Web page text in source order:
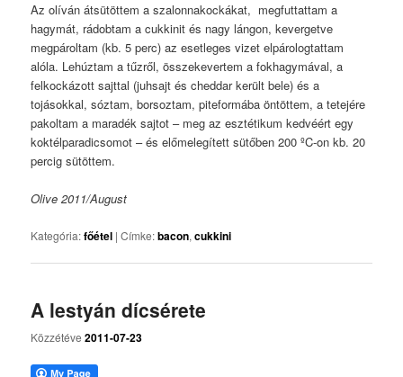
Az olíván átsütöttem a szalonnakockákat, megfuttattam a
hagymát, rádobtam a cukkinit és nagy lángon, kevergetve
megpároltam (kb. 5 perc) az esetleges vizet elpárologtattam
alóla. Lehúztam a tűzről, összekevertem a fokhagymával, a
felkockázott sajttal (juhsajt és cheddar került bele) és a
tojásokkal, sóztam, borsoztam, piteformába öntöttem, a tetejére
pakoltam a maradék sajtot – meg az esztétikum kedvéért egy
koktélparadicsomot – és előmelegített sütőben 200 ºC-on kb. 20
percig sütöttem.
Olive 2011/August
Kategória:főétel |Címke:bacon,cukkini
A lestyán dícsérete
Közzétéve2011-07-23